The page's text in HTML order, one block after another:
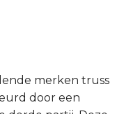
merken truss
door een